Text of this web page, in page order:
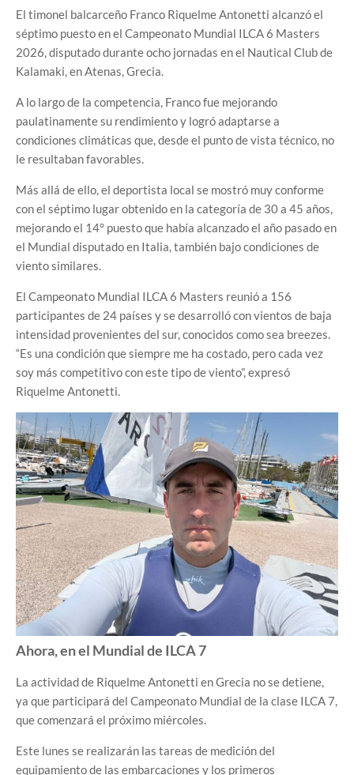
El timonel balcarceño Franco Riquelme Antonetti alcanzó el
séptimo puesto en el Campeonato Mundial ILCA 6 Masters
2026, disputado durante ocho jornadas en el Nautical Club de
Kalamaki, en Atenas, Grecia.
A lo largo de la competencia, Franco fue mejorando
paulatinamente su rendimiento y logró adaptarse a
condiciones climáticas que, desde el punto de vista técnico, no
le resultaban favorables.
Más allá de ello, el deportista local se mostró muy conforme
con el séptimo lugar obtenido en la categoría de 30 a 45 años,
mejorando el 14° puesto que había alcanzado el año pasado en
el Mundial disputado en Italia, también bajo condiciones de
viento similares.
El Campeonato Mundial ILCA 6 Masters reunió a 156
participantes de 24 países y se desarrolló con vientos de baja
intensidad provenientes del sur, conocidos como sea breezes.
“Es una condición que siempre me ha costado, pero cada vez
soy más competitivo con este tipo de viento”, expresó
Riquelme Antonetti.
Ahora, en el Mundial de ILCA 7
La actividad de Riquelme Antonetti en Grecia no se detiene,
ya que participará del Campeonato Mundial de la clase ILCA 7,
que comenzará el próximo miércoles.
Este lunes se realizarán las tareas de medición del
equipamiento de las embarcaciones y los primeros